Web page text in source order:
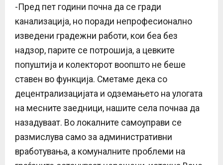
-Пред пет години почна да се гради
канализација, но поради непрофесионално
изведени градежни работи, кои беа без
надзор, парите се потрошија, а цевките
попуштија и колекторот воопшто не беше
ставен во функција. Сметаме дека со
децентрализацијата и одземањето на улогата
на месните заедници, нашите села почнаа да
назадуваат. Во локалните самоуправи се
размислува само за административни
вработувања, а комуналните проблеми на